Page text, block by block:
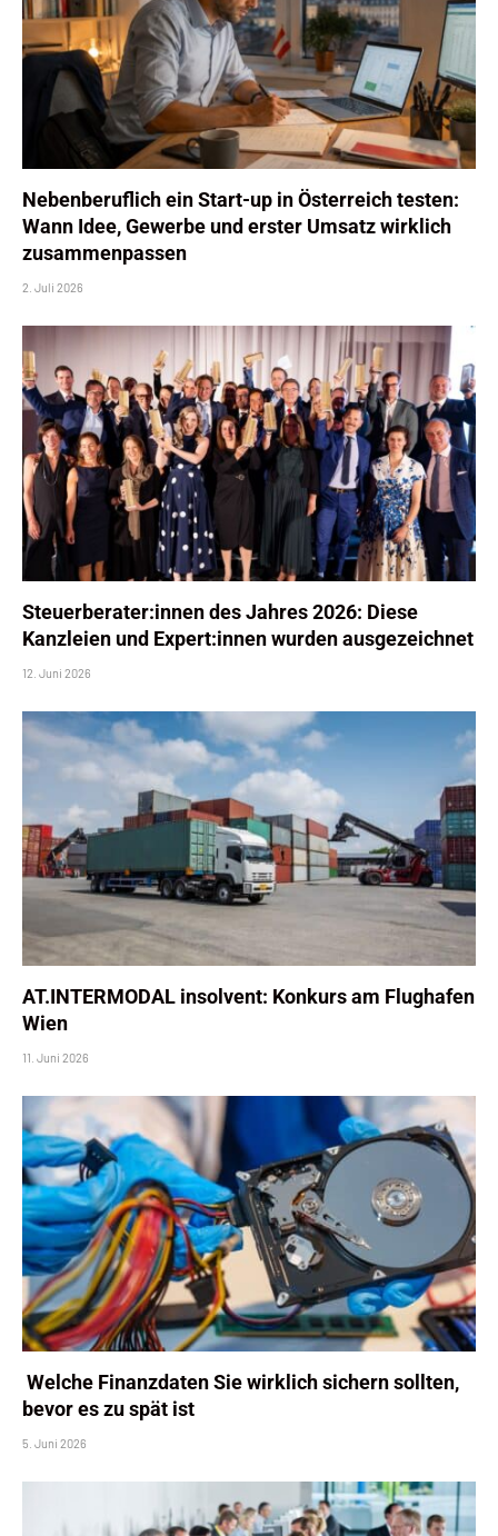
Nebenberuflich ein Start-up in Österreich testen:
Wann Idee, Gewerbe und erster Umsatz wirklich
zusammenpassen
2. Juli 2026
Steuerberater:innen des Jahres 2026: Diese
Kanzleien und Expert:innen wurden ausgezeichnet
12. Juni 2026
AT.INTERMODAL insolvent: Konkurs am Flughafen
Wien
11. Juni 2026
Welche Finanzdaten Sie wirklich sichern sollten,
bevor es zu spät ist
5. Juni 2026